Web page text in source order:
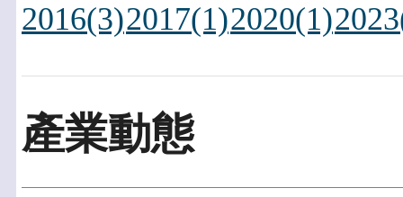
2016(3)2017(1)2020(1)
產業動態